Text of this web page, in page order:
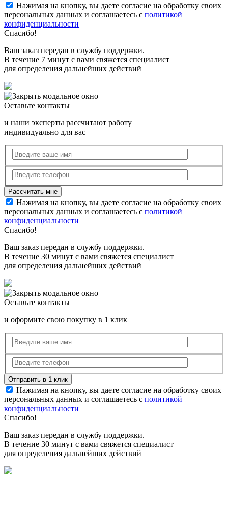
Нажимая на кнопку, вы даете согласие на обработку своих
персональных данных и соглашаетесь с политикой
конфиденциальности
Спасибо!
Ваш заказ передан в службу поддержки.
В течение 7 минут с вами свяжется специалист
для определения дальнейших действий
Оставьте контакты
и наши эксперты рассчитают работу
индивидуально для вас
Нажимая на кнопку, вы даете согласие на обработку своих
персональных данных и соглашаетесь с политикой
конфиденциальности
Спасибо!
Ваш заказ передан в службу поддержки.
В течение 30 минут с вами свяжется специалист
для определения дальнейших действий
Оставьте контакты
и оформите свою покупку в 1 клик
Нажимая на кнопку, вы даете согласие на обработку своих
персональных данных и соглашаетесь с политикой
конфиденциальности
Спасибо!
Ваш заказ передан в службу поддержки.
В течение 30 минут с вами свяжется специалист
для определения дальнейших действий